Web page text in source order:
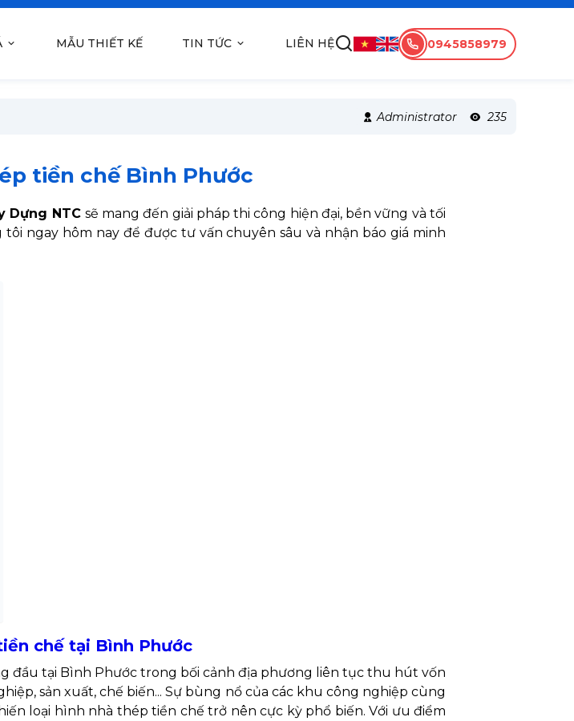
MẪU THIẾT KẾ TIN TỨC LIÊN HỆ 0945858979
Administrator 235
tiền chế Bình Phước
Dựng NTC sẽ mang đến giải pháp thi công hiện đại, bền vững và tối
ngay hôm nay để được tư vấn chuyên sâu và nhận báo giá minh
chế tại Bình Phước
đầu tại Bình Phước trong bối cảnh địa phương liên tục thu hút vốn
sản xuất, chế biến... Sự bùng nổ của các khu công nghiệp cùng
loại hình nhà thép tiền chế trở nên cực kỳ phổ biến. Với ưu điểm